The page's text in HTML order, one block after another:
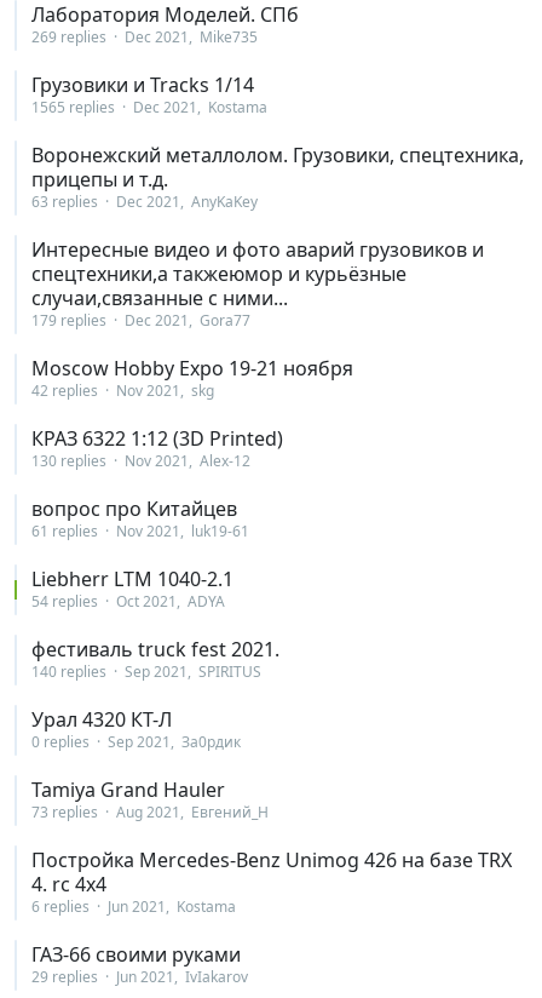
Лаборатория Моделей. СПб
269 replies Dec 2021 Mike735
Грузовики и Tracks 1/14
1565 replies Dec 2021 Kostama
Воронежский металлолом. Грузовики, спецтехника,
прицепы и т.д.
63 replies Dec 2021 AnyKaKey
Интересные видео и фото аварий грузовиков и
спецтехники,а такжеюмор и курьёзные
случаи,связанные с ними...
179 replies Dec 2021 Gora77
Moscow Hobby Expo 19-21 ноября
42 replies Nov 2021 skg
КРАЗ 6322 1:12 (3D Printed)
130 replies Nov 2021 Alex-12
вопрос про Китайцев
61 replies Nov 2021 luk19-61
Liebherr LTM 1040-2.1
54 replies Oct 2021 ADYA
фестиваль truck fest 2021.
140 replies Sep 2021 SPIRITUS
Урал 4320 КТ-Л
0 replies Sep 2021 За0рдик
Tamiya Grand Hauler
73 replies Aug 2021 Евгений_Н
Постройка Mercedes-Benz Unimog 426 на базе TRX
4. rc 4х4
6 replies Jun 2021 Kostama
ГАЗ-66 своими руками
29 replies Jun 2021 IvIakarov